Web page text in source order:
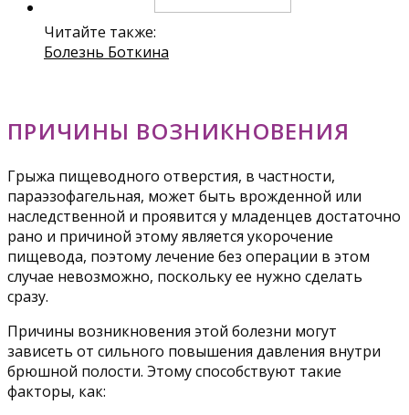
Читайте также:
Болезнь Боткина
ПРИЧИНЫ ВОЗНИКНОВЕНИЯ
Грыжа пищеводного отверстия, в частности,
параэзофагельная, может быть врожденной или
наследственной и проявится у младенцев достаточно
рано и причиной этому является укорочение
пищевода, поэтому лечение без операции в этом
случае невозможно, поскольку ее нужно сделать
сразу.
Причины возникновения этой болезни могут
зависеть от сильного повышения давления внутри
брюшной полости. Этому способствуют такие
факторы, как: